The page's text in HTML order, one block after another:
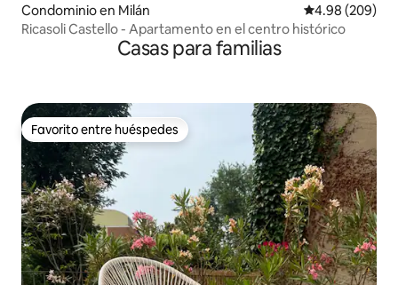
Condominio en Milán Calificación
4.98 (209)
Ricasoli Castello - Apartamento en el centro histórico
Casas para familias
Favorito entre huéspedes
Favorito entre huéspedes